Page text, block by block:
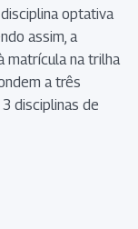
optativa
assim, a
matrícula na trilha
a três
disciplinas de